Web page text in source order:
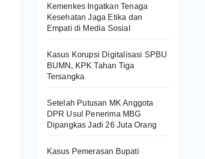
Kemenkes Ingatkan Tenaga
Kesehatan Jaga Etika dan
Empati di Media Sosial
Kasus Korupsi Digitalisasi SPBU
BUMN, KPK Tahan Tiga
Tersangka
Setelah Putusan MK Anggota
DPR Usul Penerima MBG
Dipangkas Jadi 26 Juta Orang
Kasus Pemerasan Bupati